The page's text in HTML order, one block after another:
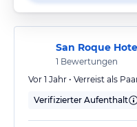
San Roque
1 Bewertungen
Vor 1 Jahr • Verreist als
Verifizierter Aufenthalt